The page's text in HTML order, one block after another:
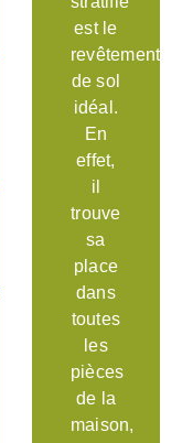
est le
revêtement
de sol
idéal.
En
effet,
il
trouve
sa
place
dans
toutes
les
pièces
de la
maison,